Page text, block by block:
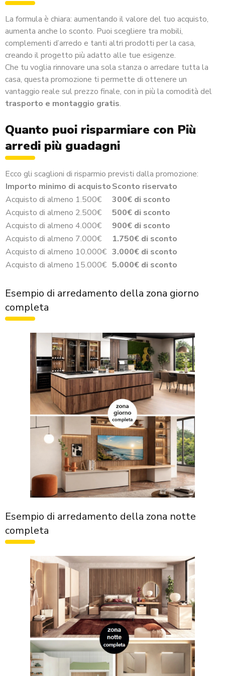
La formula è chiara: aumentando il valore del tuo acquisto,
aumenta anche lo sconto. Puoi scegliere tra mobili,
complementi d’arredo e tanti altri prodotti per la casa,
creando il progetto più adatto alle tue esigenze.
Che tu voglia rinnovare una sola stanza o arredare tutta la
casa, questa promozione ti permette di ottenere un
vantaggio reale sul prezzo finale, con in più la comodità del
trasporto e montaggio gratis.
Quanto puoi risparmiare con Più
arredi più guadagni
Ecco gli scaglioni di risparmio previsti dalla promozione:
Importo minimo di acquistoSconto riservato
Acquisto di almeno 1.500€
300€ di sconto
Acquisto di almeno 2.500€
500€ di sconto
Acquisto di almeno 4.000€
900€ di sconto
Acquisto di almeno 7.000€
1.750€ di sconto
Acquisto di almeno 10.000€ 3.000€ di sconto
Acquisto di almeno 15.000€ 5.000€ di sconto
Esempio di arredamento della zona giorno
completa
Esempio di arredamento della zona notte
completa